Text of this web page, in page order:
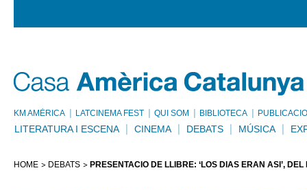
KM AMÈRICA LATCINEMA FEST QUI SOM BIBLIOTECA
LITERATURA I ESCENA CINEMA DEBATS MÚSICA
HOME DEBATS PRESENTACIÓ DE LLIBRE: ‘LOS DÍAS ERAN ASÍ’,